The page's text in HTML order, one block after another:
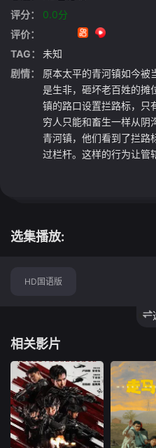
评分：
0.0分
评价：
TAG：
未知
剧情：
原本太平的青河镇如今被
是生非，砸坏老百姓的摊
镇的路口设置拦路标，只
穷人只能和畜生一样从阴
青河镇，他们看到了拦路
过栏杆。这样的行为让管
选集播放:
HD国语版
相关影片